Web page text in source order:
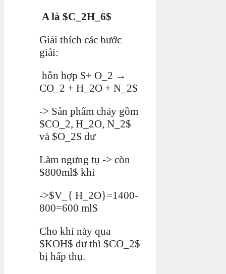
A là $C_2H_6$
Giải thích các bước
giải:
hỗn hợp $+ O_2 →
CO_2 + H_2O + N_2$
-> Sản phẩm cháy gồm
$CO_2, H_2O, N_2$
và $O_2$ dư
Làm ngưng tụ -> còn
$800ml$ khí
->$V_{ H_2O}=1400-
800=600 ml$
Cho khí này qua
$KOH$ dư thì $CO_2$
bị hấp thụ.